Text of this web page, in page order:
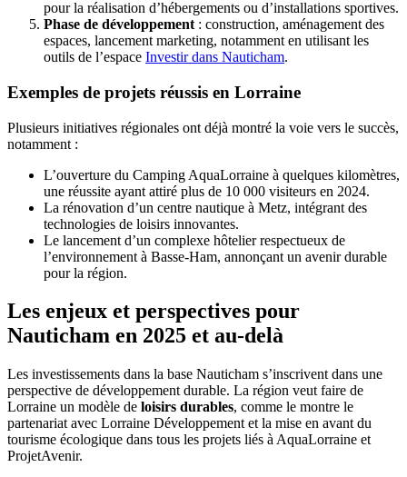
pour la réalisation d’hébergements ou d’installations sportives.
Phase de développement : construction, aménagement des
espaces, lancement marketing, notamment en utilisant les
outils de l’espace Investir dans Nauticham.
Exemples de projets réussis en Lorraine
Plusieurs initiatives régionales ont déjà montré la voie vers le succès,
notamment :
L’ouverture du Camping AquaLorraine à quelques kilomètres,
une réussite ayant attiré plus de 10 000 visiteurs en 2024.
La rénovation d’un centre nautique à Metz, intégrant des
technologies de loisirs innovantes.
Le lancement d’un complexe hôtelier respectueux de
l’environnement à Basse-Ham, annonçant un avenir durable
pour la région.
Les enjeux et perspectives pour
Nauticham en 2025 et au-delà
Les investissements dans la base Nauticham s’inscrivent dans une
perspective de développement durable. La région veut faire de
Lorraine un modèle de loisirs durables, comme le montre le
partenariat avec Lorraine Développement et la mise en avant du
tourisme écologique dans tous les projets liés à AquaLorraine et
ProjetAvenir.